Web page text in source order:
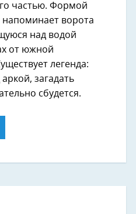
частью. Формой
напоминает ворота
над водой
от южной
легенда:
загадать
сбудется.